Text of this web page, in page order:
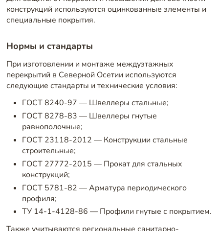
конструкций используются оцинкованные элементы и
специальные покрытия.
Нормы и стандарты
При изготовлении и монтаже междуэтажных
перекрытий в Северной Осетии используются
следующие стандарты и технические условия:
ГОСТ 8240-97 — Швеллеры стальные;
ГОСТ 8278-83 — Швеллеры гнутые
равнополочные;
ГОСТ 23118-2012 — Конструкции стальные
строительные;
ГОСТ 27772-2015 — Прокат для стальных
конструкций;
ГОСТ 5781-82 — Арматура периодического
профиля;
ТУ 14-1-4128-86 — Профили гнутые с покрытием.